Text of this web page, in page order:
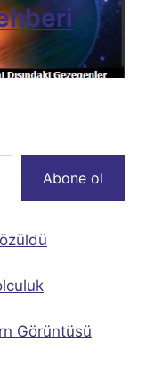
Abone ol
Görüntüsü